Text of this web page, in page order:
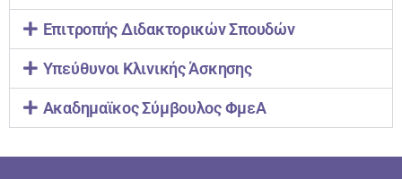
Επιτροπής Διδακτορικών Σπουδών
Υπεύθυνοι Κλινικής Άσκησης
Ακαδημαϊκος Σύμβουλος ΦμεΑ